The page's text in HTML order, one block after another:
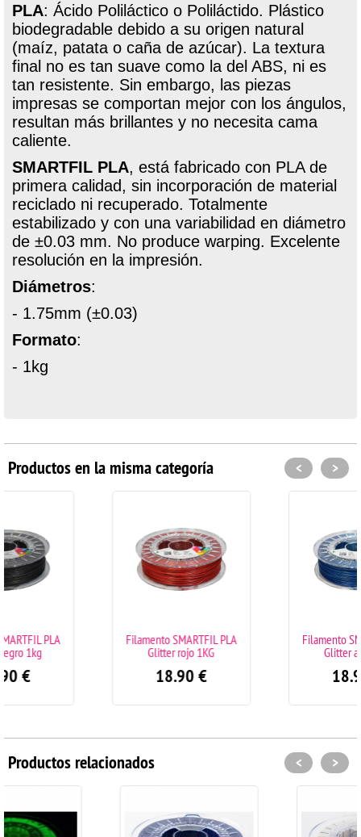
PLA: Ácido Poliláctico o Poliláctido. Plástico
biodegradable debido a su origen natural
(maíz, patata o caña de azúcar). La textura
final no es tan suave como la del ABS, ni es
tan resistente. Sin embargo, las piezas
impresas se comportan mejor con los ángulos,
resultan más brillantes y no necesita cama
caliente.
SMARTFIL PLA, está fabricado con PLA de
primera calidad, sin incorporación de material
reciclado ni recuperado. Totalmente
estabilizado y con una variabilidad en diámetro
de ±0.03 mm. No produce warping. Excelente
resolución en la impresión.
Diámetros:
- 1.75mm (±0.03)
Formato:
- 1kg
Productos en la misma categoría
Filamento SMARTFIL PLA
Filamento SMARTFIL PLA
< >
Productos relacionados < >